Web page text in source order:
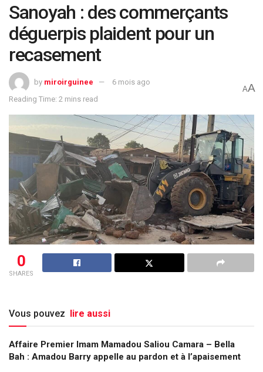
Sanoyah : des commerçants
déguerpis plaident pour un
recasement
by miroirguinee
6 mois ago
Reading Time: 2 mins read
AA
0
SHARES
Vous pouvez lire aussi
Affaire Premier Imam Mamadou Saliou Camara – Bella
Bah : Amadou Barry appelle au pardon et à l’apaisement